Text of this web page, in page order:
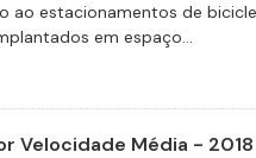
ao estacionamentos de
em espaço...
Velocidade Média - 2018